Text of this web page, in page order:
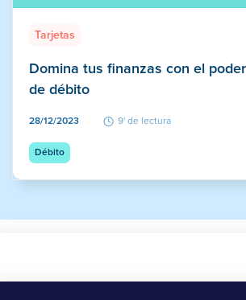
Tarjetas
Domina tus finanzas con el
de débito
28/12/2023 9' de lectura
Débito